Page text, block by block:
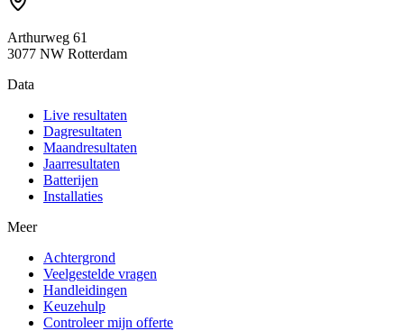
Arthurweg 61
3077 NW Rotterdam
Data
Live resultaten
Dagresultaten
Maandresultaten
Jaarresultaten
Batterijen
Installaties
Meer
Achtergrond
Veelgestelde vragen
Handleidingen
Keuzehulp
Controleer mijn offerte